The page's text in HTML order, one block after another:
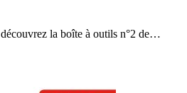
la boîte à outils n°2 de…